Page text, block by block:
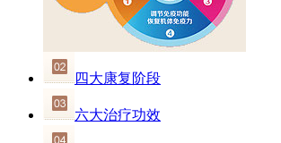
四大康复阶段
六大治疗功效